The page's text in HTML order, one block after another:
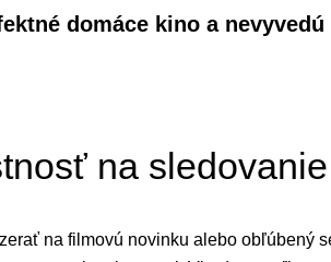
domáce kino a
na
na filmovú novinku alebo obľúbený